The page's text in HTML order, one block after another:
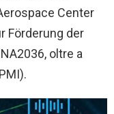
Center
Förderung der
oltre a